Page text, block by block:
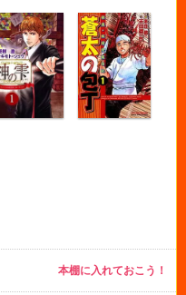
本棚に入れておこう！